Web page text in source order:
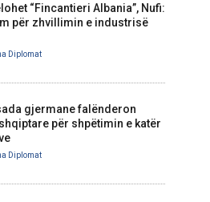
“Fincantieri Albania”, Nufi:
për zhvillimin e industrisë
Diplomat
gjermane falënderon
për shpëtimin e katër
Diplomat